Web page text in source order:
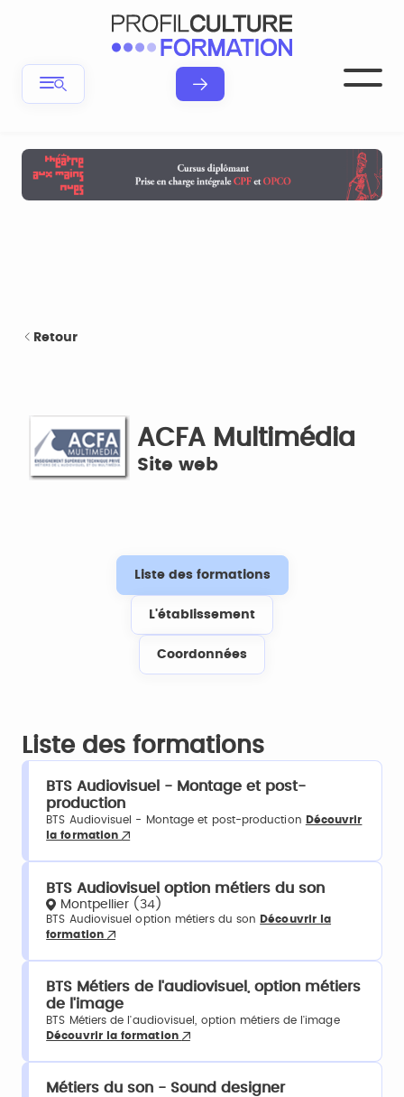
Retour
ACFA Multimédia
Site web
Liste des formations
L'établissement
Coordonnées
Liste des formations
BTS Audiovisuel - Montage et post-
production
BTS Audiovisuel - Montage et post-production
Découvrir
la formation
BTS Audiovisuel option métiers du son
Montpellier (34)
BTS Audiovisuel option métiers du son
Découvrir la
formation
BTS Métiers de l'audiovisuel, option métiers
de l'image
BTS Métiers de l'audiovisuel, option métiers de l'image
Découvrir la formation
Métiers du son - Sound designer